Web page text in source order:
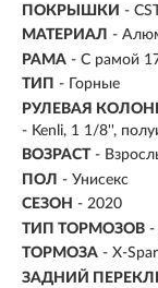
ПОКРЫШКИ -
МАТЕРИАЛ -
РАМА - С рамой
ТИП -
Горные
РУЛЕВАЯ
- Kenli, 1 1/8'',
ВОЗРАСТ -
ПОЛ - Унисекс
СЕЗОН - 2020
ТИП ТОРМОЗОВ -
ТОРМОЗА - X-
ЗАДНИЙ